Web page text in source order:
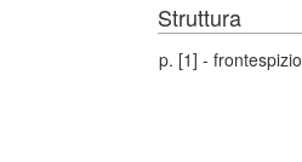
Struttura
p. [1] - frontespizio